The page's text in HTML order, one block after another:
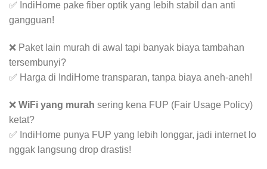
✅ IndiHome pake fiber optik yang lebih stabil dan anti
gangguan!
❌ Paket lain murah di awal tapi banyak biaya tambahan
tersembunyi?
✅ Harga di IndiHome transparan, tanpa biaya aneh-aneh!
❌ WiFi yang murah sering kena FUP (Fair Usage Policy)
ketat?
✅ IndiHome punya FUP yang lebih longgar, jadi internet lo
nggak langsung drop drastis!